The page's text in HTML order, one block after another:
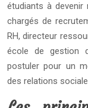
étudiants à devenir
chargés de
RH, directeur
école de gestion
postuler pour un
des relations